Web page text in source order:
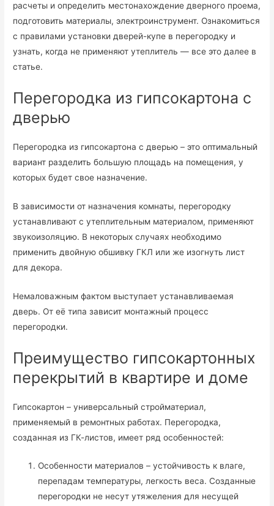
расчеты и определить местонахождение дверного проема,
подготовить материалы, электроинструмент. Ознакомиться
с правилами установки дверей-купе в перегородку и
узнать, когда не применяют утеплитель — все это далее в
статье.
Перегородка из гипсокартона с
дверью
Перегородка из гипсокартона с дверью – это оптимальный
вариант разделить большую площадь на помещения, у
которых будет свое назначение.
В зависимости от назначения комнаты, перегородку
устанавливают с утеплительным материалом, применяют
звукоизоляцию. В некоторых случаях необходимо
применить двойную обшивку ГКЛ или же изогнуть лист
для декора.
Немаловажным фактом выступает устанавливаемая
дверь. От её типа зависит монтажный процесс
перегородки.
Преимущество гипсокартонных
перекрытий в квартире и доме
Гипсокартон – универсальный стройматериал,
применяемый в ремонтных работах. Перегородка,
созданная из ГК-листов, имеет ряд особенностей:
Особенности материалов – устойчивость к влаге,
перепадам температуры, легкость веса. Созданные
перегородки не несут утяжеления для несущей